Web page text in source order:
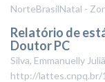
NorteBrasilNatal -
Relatório de
Doutor PC
Silva, Emmanuelly
http://lattes.cnpq.br/